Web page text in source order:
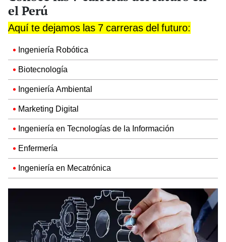
el Perú
Aquí te dejamos las 7 carreras del futuro:
Ingeniería Robótica
Biotecnología
Ingeniería Ambiental
Marketing Digital
Ingeniería en Tecnologías de la Información
Enfermería
Ingeniería en Mecatrónica